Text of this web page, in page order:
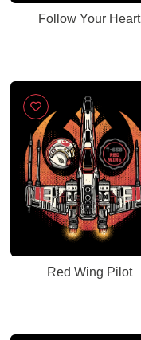
Follow Your Heart
Red Wing Pilot